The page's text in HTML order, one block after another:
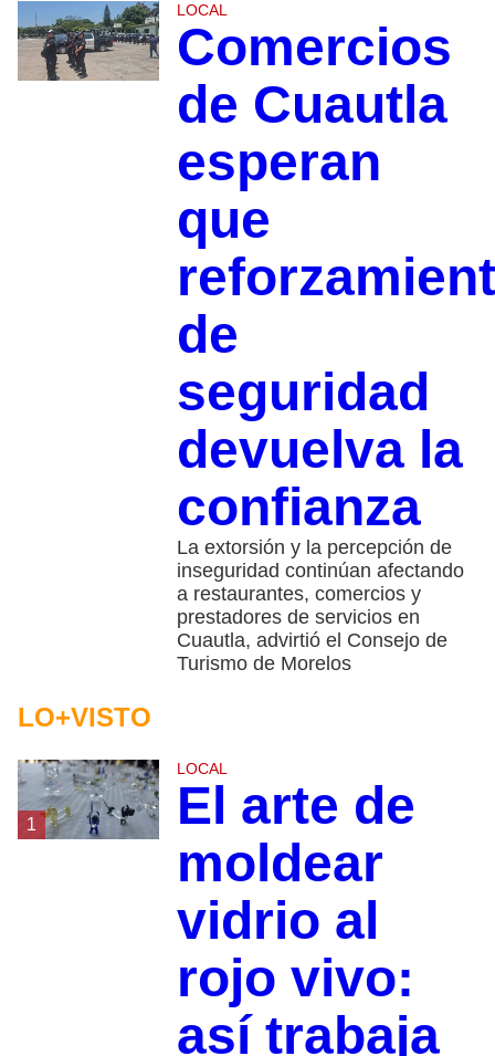
LOCAL
Comercios
de Cuautla
esperan
que
de
seguridad
devuelva la
confianza
La extorsión y la percepción de
inseguridad continúan afectando
a restaurantes, comercios y
prestadores de servicios en
Cuautla, advirtió el Consejo de
Turismo de Morelos
LO+VISTO
1
LOCAL
El arte de
moldear
vidrio al
rojo vivo:
así trabaja